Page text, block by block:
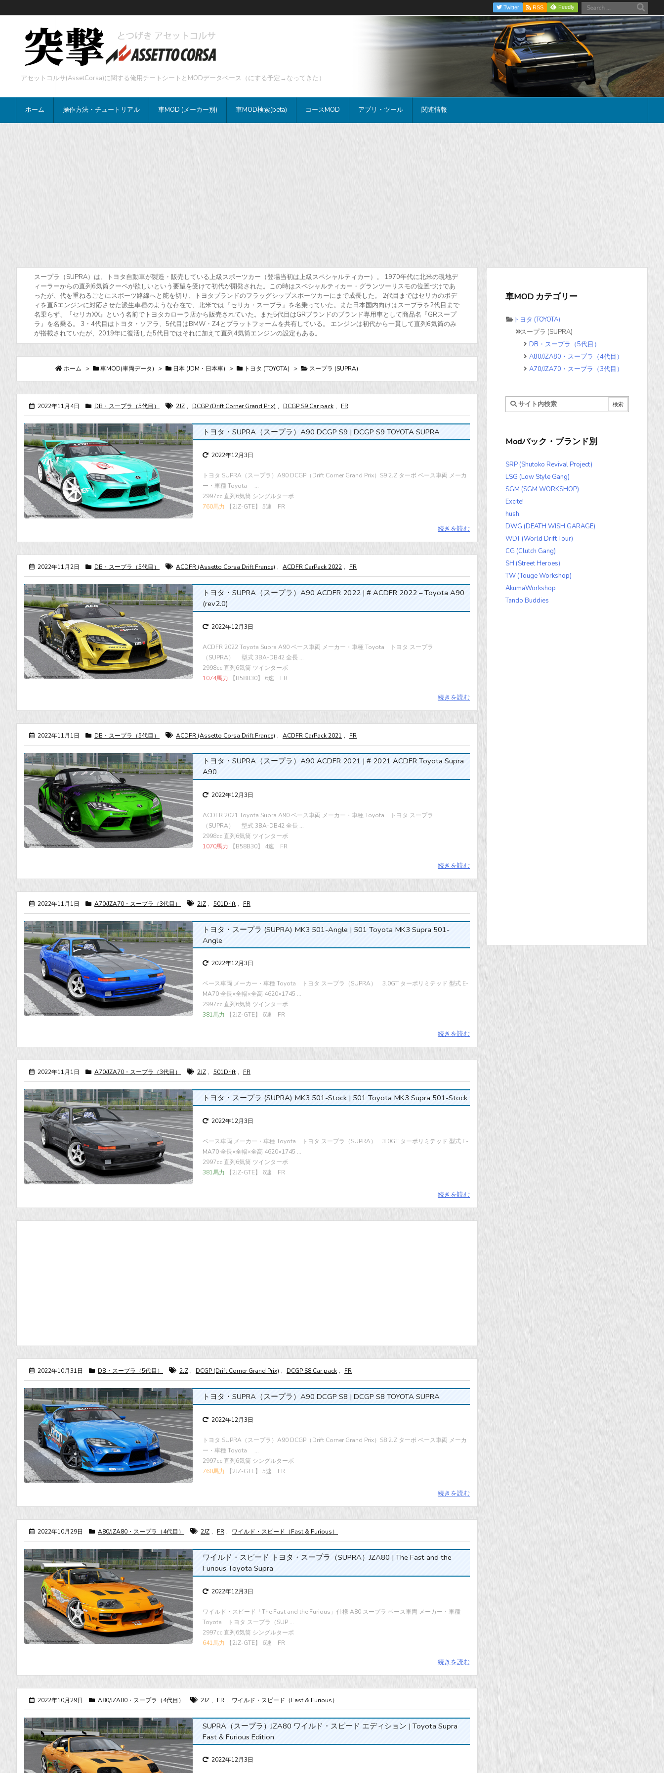
アセットコルサ(AssetCorsa)に関する俺用チートシートとMODデータベース（にする予定→なってきた）
ホーム 操作方法・チュートリアル 車MOD (メーカー別) 車MOD検索(beta) コースMOD アプリ・ツール 関連情報
Twitter RSS Feedly
スープラ（SUPRA）は、トヨタ自動車が製造・販売している上級スポーツカー（登場当初は上級スペシャルティカー）。 1970年代に北米の現地デ
ィーラーからの直列6気筒クーペが欲しいという要望を受けて初代が開発された。この時はスペシャルティカー・グランツーリスモの位置づけであ
ったが、代を重ねるごとにスポーツ路線へと舵を切り、トヨタブランドのフラッグシップスポーツカーにまで成長した。 2代目まではセリカのボデ
ィを直6エンジンに対応させた派生車種のような存在で、北米では『セリカ・スープラ』を名乗っていた。また日本国内向けはスープラを2代目まで
名乗らず、『セリカXX』という名前でトヨタカローラ店から販売されていた。また5代目はGRブランドのブランド専用車として商品名『GRスープ
ラ』を名乗る。 3・4代目はトヨタ・ソアラ、5代目はBMW・Z4とプラットフォームを共有している。 エンジンは初代から一貫して直列6気筒のみ
が搭載されていたが、2019年に復活した5代目ではそれに加えて直列4気筒エンジンの設定もある。
ホーム > 車MOD(車両データ) > 日本 (JDM・日本車) > トヨタ (TOYOTA) > スープラ (SUPRA)
2022年11月4日 DB・スープラ（5代目） 2JZ , DCGP (Drift Corner Grand Prix) , DCGP S9 Car pack , FR
トヨタ・SUPRA（スープラ）A90 DCGP S9 | DCGP S9 TOYOTA SUPRA
2022年12月3日
トヨタ SUPRA（スープラ）A90 DCGP（Drift Corner Grand Prix）S9 2JZ ターボ ベース車両 メーカ
ー・車種 Toyota ...
2997cc 直列6気筒 シングルターボ
760馬力 【2JZ-GTE】 5速 FR
続きを読む
2022年11月2日 DB・スープラ（5代目） ACDFR (Assetto Corsa Drift France) , ACDFR CarPack 2022 , FR
トヨタ・SUPRA（スープラ）A90 ACDFR 2022 | # ACDFR 2022 – Toyota A90
(rev2.0)
2022年12月3日
ACDFR 2022 Toyota Supra A90 ベース車両 メーカー・車種 Toyota トヨタ スープラ
（SUPRA） 型式 3BA-DB42 全長 ...
2998cc 直列6気筒 ツインターボ
1074馬力 【B58B30】 6速 FR
続きを読む
2022年11月1日 DB・スープラ（5代目） ACDFR (Assetto Corsa Drift France) , ACDFR CarPack 2021 , FR
トヨタ・SUPRA（スープラ）A90 ACDFR 2021 | # 2021 ACDFR Toyota Supra
A90
2022年12月3日
ACDFR 2021 Toyota Supra A90 ベース車両 メーカー・車種 Toyota トヨタ スープラ
（SUPRA） 型式 3BA-DB42 全長 ...
2998cc 直列6気筒 ツインターボ
1070馬力 【B58B30】 4速 FR
続きを読む
2022年11月1日 A70/JZA70・スープラ（3代目） 2JZ , 501Drift , FR
トヨタ・スープラ (SUPRA) MK3 501-Angle | 501 Toyota MK3 Supra 501-
Angle
2022年12月3日
ベース車両 メーカー・車種 Toyota トヨタ スープラ（SUPRA） 3.0GT ターボリミテッド 型式 E-
MA70 全長×全幅×全高 4620×1745 ...
2997cc 直列6気筒 ツインターボ
381馬力 【2JZ-GTE】 6速 FR
続きを読む
2022年11月1日 A70/JZA70・スープラ（3代目） 2JZ , 501Drift , FR
トヨタ・スープラ (SUPRA) MK3 501-Stock | 501 Toyota MK3 Supra 501-Stock
2022年12月3日
ベース車両 メーカー・車種 Toyota トヨタ スープラ（SUPRA） 3.0GT ターボリミテッド 型式 E-
MA70 全長×全幅×全高 4620×1745 ...
2997cc 直列6気筒 ツインターボ
381馬力 【2JZ-GTE】 6速 FR
続きを読む
2022年10月31日 DB・スープラ（5代目） 2JZ , DCGP (Drift Corner Grand Prix) , DCGP S8 Car pack , FR
トヨタ・SUPRA（スープラ）A90 DCGP S8 | DCGP S8 TOYOTA SUPRA
2022年12月3日
トヨタ SUPRA（スープラ）A90 DCGP（Drift Corner Grand Prix）S8 2JZ ターボ ベース車両 メーカ
ー・車種 Toyota ...
2997cc 直列6気筒 シングルターボ
760馬力 【2JZ-GTE】 5速 FR
続きを読む
2022年10月29日 A80/JZA80・スープラ（4代目） 2JZ , FR , ワイルド・スピード（Fast & Furious）
ワイルド・スピード トヨタ・スープラ（SUPRA）JZA80 | The Fast and the
Furious Toyota Supra
2022年12月3日
ワイルド・スピード「The Fast and the Furious」仕様 A80 スープラ ベース車両 メーカー・車種
Toyota トヨタ スープラ（SUP ...
2997cc 直列6気筒 シングルターボ
641馬力 【2JZ-GTE】 6速 FR
続きを読む
2022年10月29日 A80/JZA80・スープラ（4代目） 2JZ , FR , ワイルド・スピード（Fast & Furious）
SUPRA（スープラ）JZA80 ワイルド・スピード エディション | Toyota Supra
Fast & Furious Edition
2022年12月3日
車MOD カテゴリー
トヨタ (TOYOTA)
スープラ (SUPRA)
DB・スープラ（5代目）
A80/JZA80・スープラ（4代目）
A70/JZA70・スープラ（3代目）
Modパック・ブランド別
SRP (Shutoko Revival Project)
LSG (Low Style Gang)
SGM (SGM WORKSHOP)
Excite!
hush.
DWG (DEATH WISH GARAGE)
WDT (World Drift Tour)
CG (Clutch Gang)
SH (Street Heroes)
TW (Touge Workshop)
AkumaWorkshop
Tando Buddies